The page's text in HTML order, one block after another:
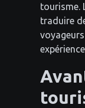
tourisme.
traduire